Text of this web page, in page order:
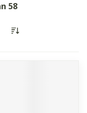
58